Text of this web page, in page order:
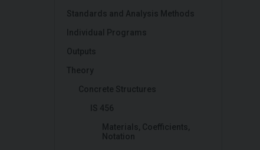
Standards and Analysis Methods
Individual Programs
Outputs
Theory
Concrete Structures
IS 456
Materials, Coefficients,
Notation